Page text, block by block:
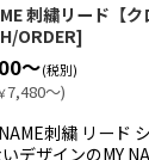
刺繍リード【ク
ORDER]
～(税別)
7,480～)
刺繍 リード
デザインのMY